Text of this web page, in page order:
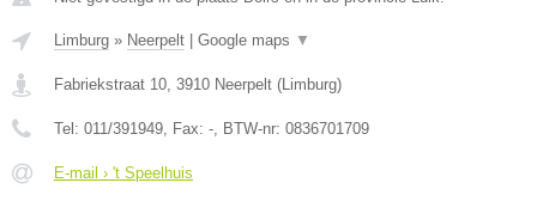
Limburg » Neerpelt Google maps ▼
Fabriekstraat 10, 3910 Neerpelt (Limburg)
Tel: 011/391949, Fax: -, BTW-nr: 0836701709
E-mail › 't Speelhuis